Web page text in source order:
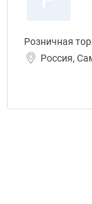
Розничная
Россия,